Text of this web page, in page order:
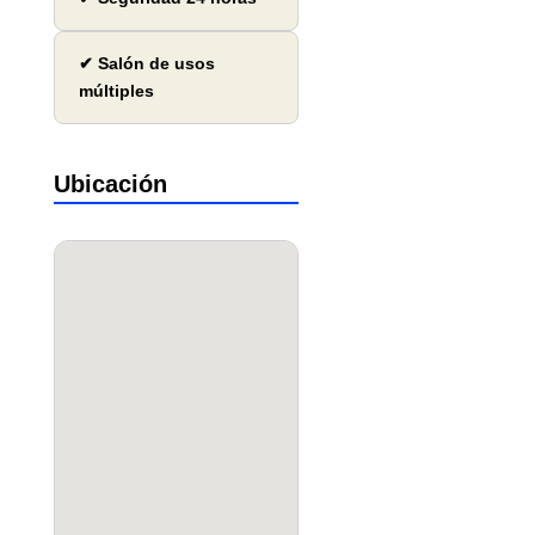
✔ Salón de usos
múltiples
Ubicación